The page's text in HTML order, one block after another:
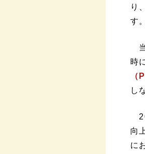
り
す
時
（
し
向
に